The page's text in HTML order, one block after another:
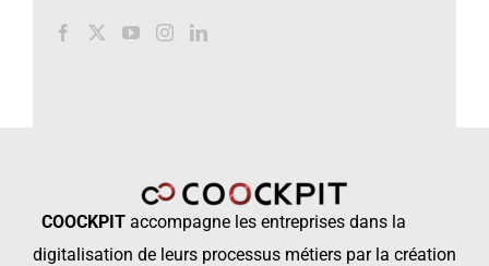
COOCKPIT accompagne les entreprises dans la
digitalisation de leurs processus métiers par la création